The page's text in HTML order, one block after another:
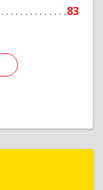
83
Подробнее